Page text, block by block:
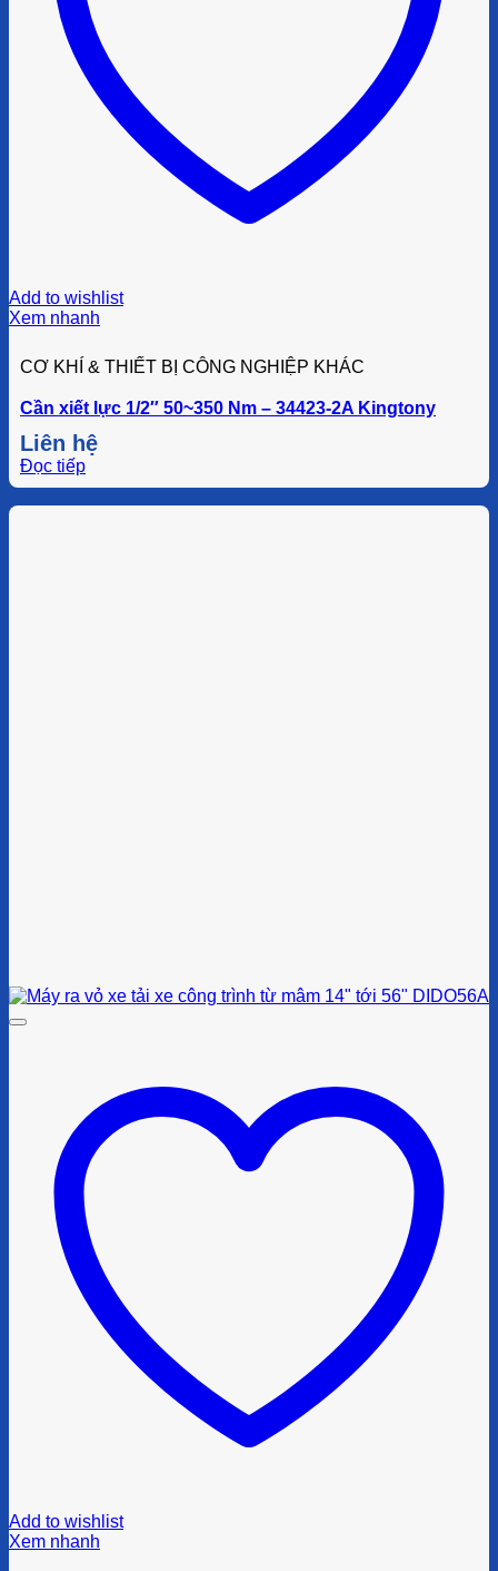
Add to wishlist
Xem nhanh
CƠ KHÍ & THIẾT BỊ CÔNG NGHIỆP KHÁC
Cần xiết lực 1/2″ 50~350 Nm – 34423-2A Kingtony
Liên hệ
Đọc tiếp
Add to wishlist
Xem nhanh